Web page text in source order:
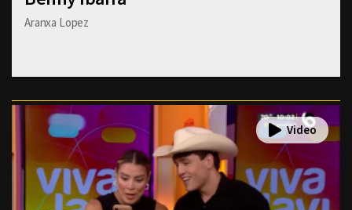
Aranxa Lopez